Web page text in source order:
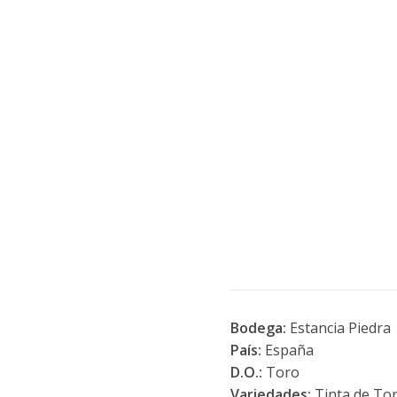
Bodega: Estancia Piedra
País: España
D.O.: Toro